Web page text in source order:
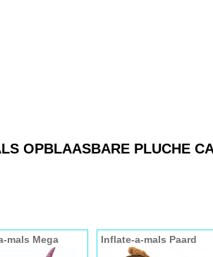
OPBLAASBARE PLUCHE
mals Mega
Unicorn 150cm
Inflate-a-mals Paard